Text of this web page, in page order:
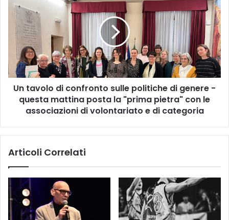
i
e
e
i
e
r
o
d
f
o
o
Un tavolo di confronto sulle politiche di genere -
questa mattina posta la "prima pietra" con le
associazioni di volontariato e di categoria
Articoli Correlati